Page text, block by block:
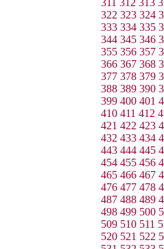
322 323 324
333 334 335
344 345 346
355 356 357
366 367 368
377 378 379
388 389 390
399 400 401
410 411 412
421 422 423
432 433 434
443 444 445
454 455 456
465 466 467
476 477 478
487 488 489
498 499 500
509 510 511
520 521 522